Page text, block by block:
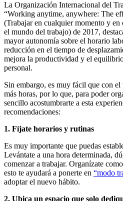
La Organización Internacional del
“Working anytime, anywhere: The
(Trabajar en cualquier momento y
el mundo del trabajo) de 2017,
mayor autonomía sobre el horario
reducción en el tiempo de
mejora la productividad y el
personal.
Sin embargo, es muy fácil que con
más horas, por lo que, para poder
sencillo acostumbrarte a esta
recomendaciones:
1. Fíjate horarios y rutinas
Es muy importante que puedas
Levántate a una hora determinada,
comenzar a trabajar. Organízate
esto te ayudará a ponerte en “modo
adoptar el nuevo hábito.
2. Ubica un espacio que solo